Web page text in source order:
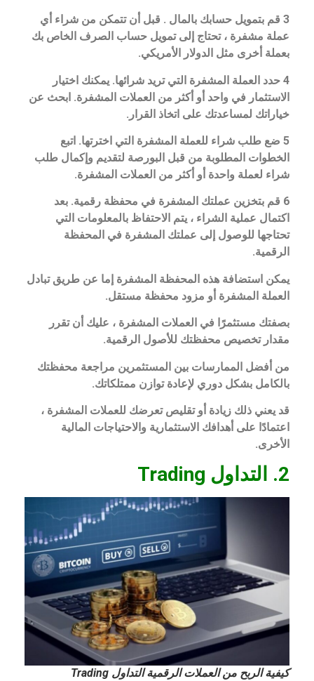
3 قم بتمويل حسابك بالمال . قبل أن تتمكن من شراء أي
عملة مشفرة ، تحتاج إلى تمويل حساب الصرف الخاص بك
بعملة أخرى مثل الدولار الأمريكي.
4 حدد العملة المشفرة التي تريد شرائها. يمكنك اختيار
الاستثمار في واحد أو أكثر من العملات المشفرة. ابحث عن
خياراتك لمساعدتك على اتخاذ القرار.
5 ضع طلب شراء للعملة المشفرة التي اخترتها. اتبع
الخطوات المطلوبة من قبل البورصة لتقديم وإكمال طلب
شراء لعملة واحدة أو أكثر من العملات المشفرة.
6 قم بتخزين عملتك المشفرة في محفظة رقمية. بعد
اكتمال عملية الشراء ، يتم الاحتفاظ بالمعلومات التي
تحتاجها للوصول إلى عملتك المشفرة في المحفظة
الرقمية.
يمكن استضافة هذه المحفظة المشفرة إما عن طريق تبادل
العملة المشفرة أو مزود محفظة مستقل.
بصفتك مستثمرًا في العملات المشفرة ، عليك أن تقرر
مقدار تخصيص محفظتك للأصول الرقمية.
من أفضل الممارسات بين المستثمرين مراجعة محفظتك
بالكامل بشكل دوري لإعادة توازن ممتلكاتك.
قد يعني ذلك زيادة أو تقليص تعرضك للعملات المشفرة ،
اعتمادًا على أهدافك الاستثمارية والاحتياجات المالية
الأخرى.
2. التداول Trading
كيفية الربح من العملات الرقمية التداول Trading